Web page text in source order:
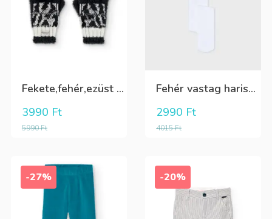
Fekete,fehér,ezüst kötött kesztyű
5990Ft
3990 Ft
Fehér vastag harisnya, puha meleg
4015Ft
2990 Ft
-27% -20%